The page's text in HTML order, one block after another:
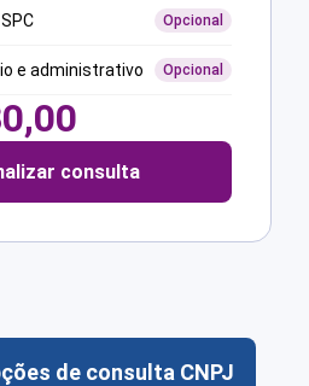
Opcional
e administrativo Opcional
consulta
de consulta CNPJ